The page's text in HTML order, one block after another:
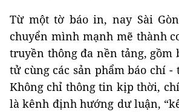
Từ một tờ báo in, nay Sài
chuyển mình mạnh mẽ thành
truyền thông đa nền tảng, gồm
tử cùng các sản phẩm báo chí -
Không chỉ thông tin kịp thời,
là kênh định hướng dư luận,